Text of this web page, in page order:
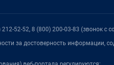
52-52, 8 (800) 200-03-83 (звонок с
за достоверность информации,